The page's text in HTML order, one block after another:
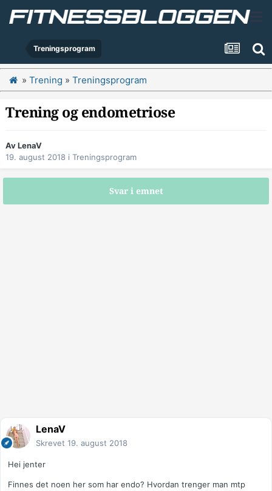
Treningsprogram
» Trening » Treningsprogram
Trening og endometriose
AvLenaV
19. august 2018 i Treningsprogram
Svar i emnet
LenaV
Skrevet 19. august 2018
Hei jenter
Finnes det noen her som har endo? Hvordan trenger man mtp